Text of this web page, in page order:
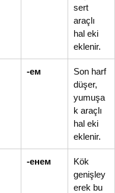
sert
araçlı
hal eki
eklenir.
-ем
Son harf
düşer,
yumuşa
k araçlı
hal eki
eklenir.
-енем
Kök
genişley
erek bu